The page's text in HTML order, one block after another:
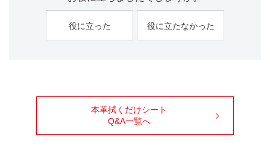
役に立った 役に立たなかった
本革拭くだけシート
Q&A一覧へ